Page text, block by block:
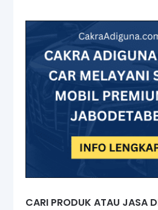
CARI PRODUK ATAU JASA